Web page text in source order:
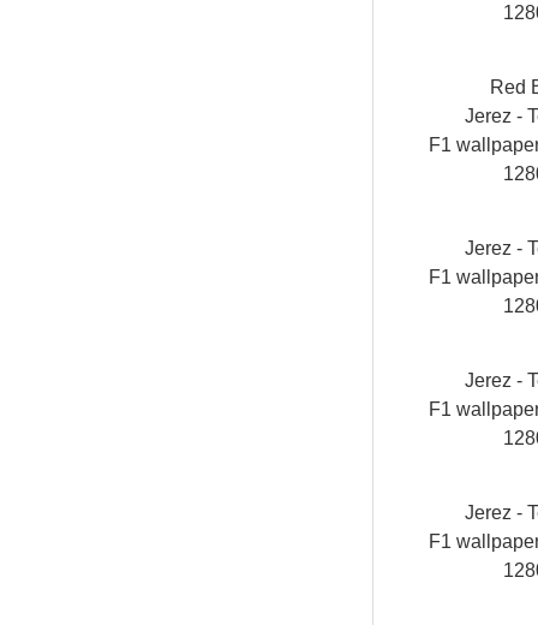
Red
Jerez -
F1
Jerez -
F1
Jerez -
F1
Jerez -
F1